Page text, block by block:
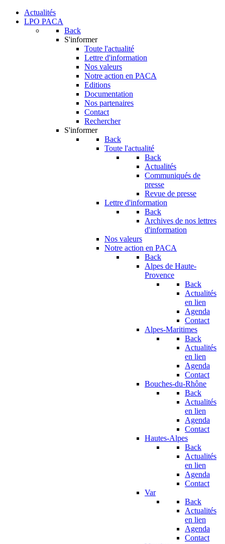
Actualités
LPO PACA
Back
S'informer
Toute l'actualité
Lettre d'information
Nos valeurs
Notre action en PACA
Editions
Documentation
Nos partenaires
Contact
Rechercher
S'informer
Back
Toute l'actualité
Back
Actualités
Communiqués de
presse
Revue de presse
Lettre d'information
Back
Archives de nos lettres
d'information
Nos valeurs
Notre action en PACA
Back
Alpes de Haute-
Provence
Back
Actualités
en lien
Agenda
Contact
Alpes-Maritimes
Back
Actualités
en lien
Agenda
Contact
Bouches-du-Rhône
Back
Actualités
en lien
Agenda
Contact
Hautes-Alpes
Back
Actualités
en lien
Agenda
Contact
Var
Back
Actualités
en lien
Agenda
Contact